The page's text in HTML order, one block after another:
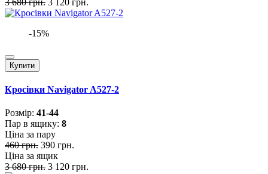
3 680 грн. 3 120 грн.
-15%
Купити
Кросівки Navigator A527-2
Розмiр: 41-44
Пар в ящику: 8
Ціна за пару
460 грн. 390 грн.
Ціна за ящик
3 680 грн. 3 120 грн.